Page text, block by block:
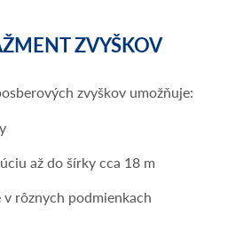
ZVYŠKOV
zvyškov umožňuje:
až do šírky cca 18 m
rôznych podmienkach